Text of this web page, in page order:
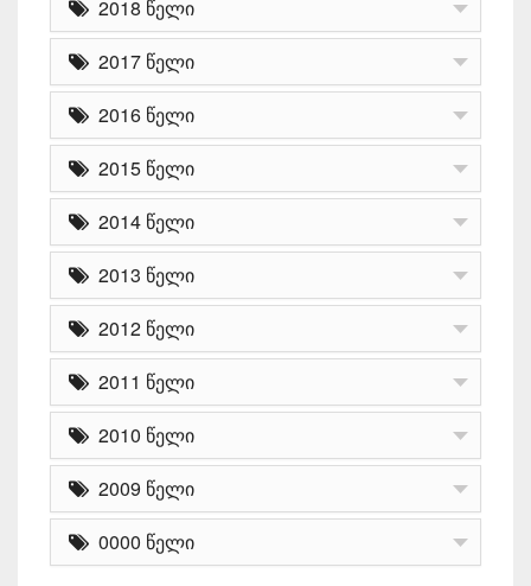
2018 წელი
2017 წელი
2016 წელი
2015 წელი
2014 წელი
2013 წელი
2012 წელი
2011 წელი
2010 წელი
2009 წელი
0000 წელი